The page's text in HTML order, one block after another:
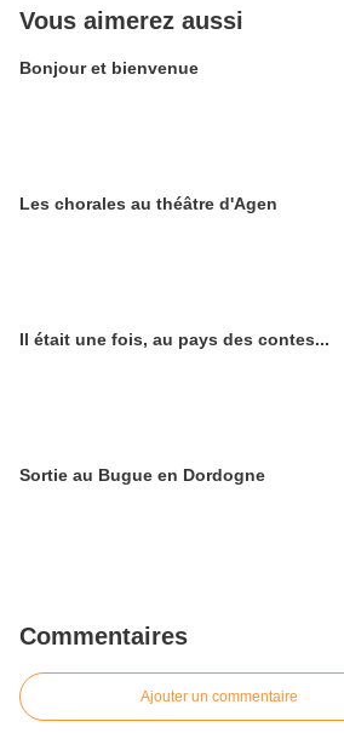
Vous aimerez aussi
Bonjour et bienvenue
Les chorales au théâtre d'Agen
Il était une fois, au pays des contes...
Sortie au Bugue en Dordogne
Commentaires
Ajouter un commentaire